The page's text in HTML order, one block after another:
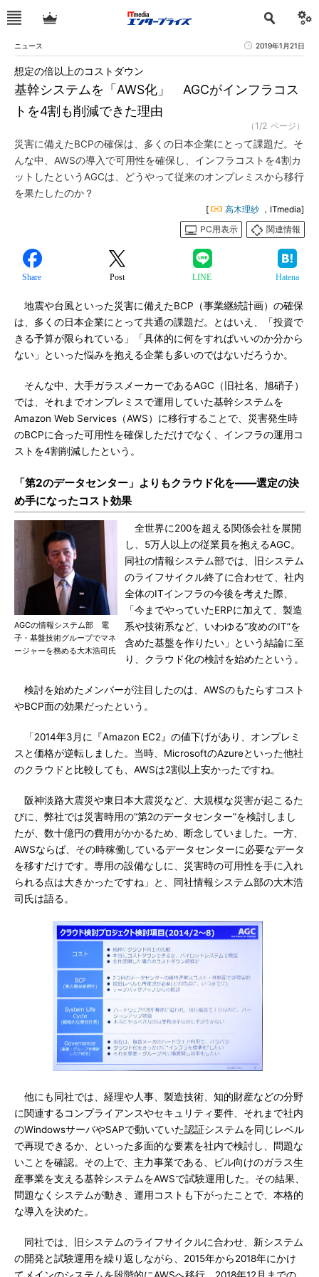
ニュース 2019年1月21日
基幹システムを「AWS化」 AGCがインフラコス
トを4割も削減できた理由
想定の倍以上のコストダウン
（1/2 ページ）
災害に備えたBCPの確保は、多くの日本企業にとって課題だ。そ
んな中、AWSの導入で可用性を確保し、インフラコストを4割カ
ットしたというAGCは、どうやって従来のオンプレミスから移行
を果たしたのか？
[ 高木理紗 ，ITmedia]
PC用表示
関連情報
Share Post LINE Hatena
地震や台風といった災害に備えたBCP（事業継続計画）の確保
は、多くの日本企業にとって共通の課題だ。とはいえ、「投資で
きる予算が限られている」「具体的に何をすればいいのか分から
ない」といった悩みを抱える企業も多いのではないだろうか。
そんな中、大手ガラスメーカーであるAGC（旧社名、旭硝子）
では、それまでオンプレミスで運用していた基幹システムを
Amazon Web Services（AWS）に移行することで、災害発生時
のBCPに合った可用性を確保しただけでなく、インフラの運用コ
ストを4割削減したという。
「第2のデータセンター」よりもクラウド化を――選定の決
め手になったコスト効果
AGCの情報システム部 電
子・基盤技術グループでマネ
ージャーを務める大木浩司氏
全世界に200を超える関係会社を展開
し、5万人以上の従業員を抱えるAGC。
同社の情報システム部では、旧システム
のライフサイクル終了に合わせて、社内
全体のITインフラの今後を考えた際、
「今までやっていたERPに加えて、製造
系や技術系など、いわゆる“攻めのIT”を
含めた基盤を作りたい」という結論に至
り、クラウド化の検討を始めたという。
検討を始めたメンバーが注目したのは、AWSのもたらすコスト
やBCP面の効果だったという。
「2014年3月に『Amazon EC2』の値下げがあり、オンプレミ
スと価格が逆転しました。当時、MicrosoftのAzureといった他社
のクラウドと比較しても、AWSは2割以上安かったですね。
阪神淡路大震災や東日本大震災など、大規模な災害が起こるた
びに、弊社では災害時用の“第2のデータセンター”を検討しまし
たが、数十億円の費用がかかるため、断念していました。一方、
AWSならば、その時稼働しているデータセンターに必要なデータ
を移すだけです。専用の設備なしに、災害時の可用性を手に入れ
られる点は大きかったですね」と、同社情報システム部の大木浩
司氏は語る。
他にも同社では、経理や人事、製造技術、知的財産などの分野
に関連するコンプライアンスやセキュリティ要件、それまで社内
のWindowsサーバやSAPで動いていた認証システムを同じレベル
で再現できるか、といった多面的な要素を社内で検討し、問題な
いことを確認。その上で、主力事業である、ビル向けのガラス生
産事業を支える基幹システムをAWSで試験運用した。その結果、
問題なくシステムが動き、運用コストも下がったことで、本格的
な導入を決めた。
同社では、旧システムのライフサイクルに合わせ、新システム
の開発と試験運用を繰り返しながら、2015年から2018年にかけ